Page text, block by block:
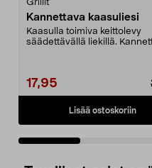
Grillit
Kannettava kaasuliesi
Kaasulla toimiva keittolevy
säädettävällä liekillä.
17,95
Lisää ostoskoriin